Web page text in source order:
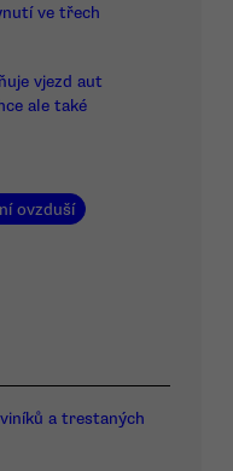
ve třech
vjezd aut
ale také
ovzduší
a trestaných